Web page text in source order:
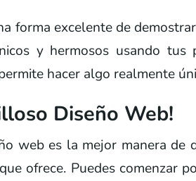
forma excelente de
y hermosos usando tus
hacer algo realmente
Diseño Web!
web es la mejor manera de
ofrece. Puedes comenzar